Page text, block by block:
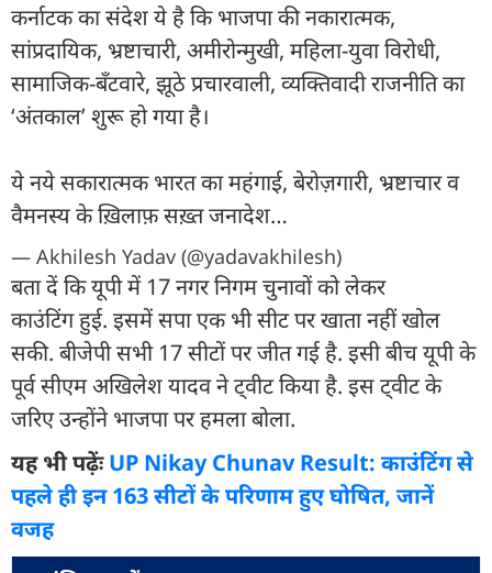
कर्नाटक का संदेश ये है कि भाजपा की नकारात्मक,
सांप्रदायिक, भ्रष्टाचारी, अमीरोन्मुखी, महिला-युवा विरोधी,
सामाजिक-बँटवारे, झूठे प्रचारवाली, व्यक्तिवादी राजनीति का
‘अंतकाल’ शुरू हो गया है।
ये नये सकारात्मक भारत का महंगाई, बेरोज़गारी, भ्रष्टाचार व
वैमनस्य के ख़िलाफ़ सख़्त जनादेश…
— Akhilesh Yadav (@yadavakhilesh)
बता दें कि यूपी में 17 नगर निगम चुनावों को लेकर
काउंटिंग हुई. इसमें सपा एक भी सीट पर खाता नहीं खोल
सकी. बीजेपी सभी 17 सीटों पर जीत गई है. इसी बीच यूपी के
पूर्व सीएम अखिलेश यादव ने ट्वीट किया है. इस ट्वीट के
जरिए उन्होंने भाजपा पर हमला बोला.
यह भी पढ़ेंःUP Nikay Chunav Result: काउंटिंग से
पहले ही इन 163 सीटों के परिणाम हुए घोषित, जानें
वजह